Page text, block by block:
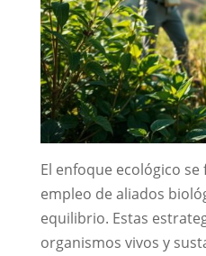
El enfoque ecológico
empleo de aliados
equilibrio. Estas
organismos vivos y